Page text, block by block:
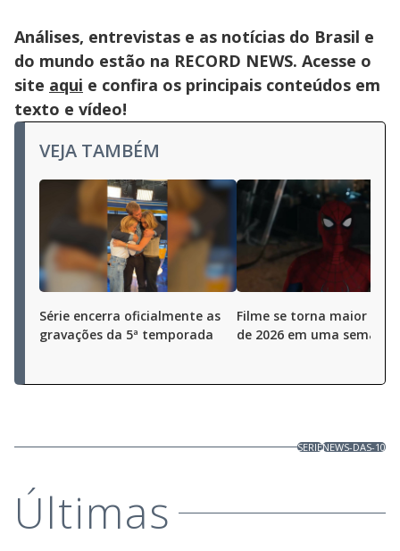
Análises, entrevistas e as notícias do Brasil e
do mundo estão na RECORD NEWS. Acesse o
site aqui e confira os principais conteúdos em
texto e vídeo!
VEJA TAMBÉM
Série encerra oficialmente as
gravações da 5ª temporada
Filme se torna maior
de 2026 em uma semana
SERIENEWS-DAS-10
Últimas